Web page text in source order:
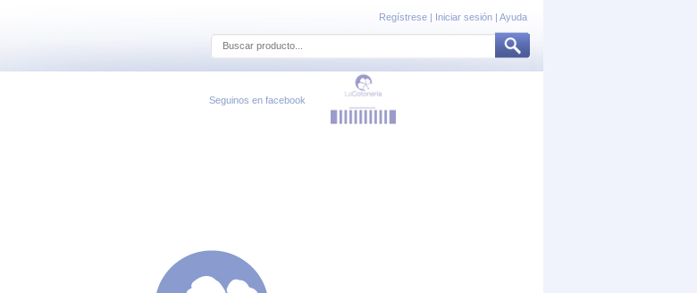
Regístrese | Iniciar sesión | Ayuda
Seguinos en facebook